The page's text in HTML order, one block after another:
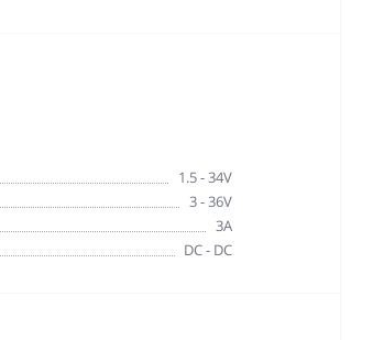
1.5 - 34V
3 - 36V
3A
DC - DC